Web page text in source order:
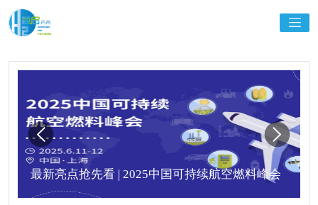
最新亮点抢先看 | 2025中国可持续航空燃料峰会